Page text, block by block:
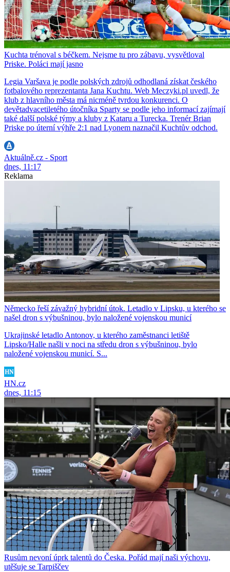
Kuchta trénoval s béčkem. Nejsme tu pro zábavu, vysvětloval
Priske. Poláci mají jasno
Legia Varšava je podle polských zdrojů odhodlaná získat českého
fotbalového reprezentanta Jana Kuchtu. Web Meczyki.pl uvedl, že
klub z hlavního města má nicméně tvrdou konkurenci. O
devětadvacetiletého útočníka Sparty se podle jeho informací zajímají
také další polské týmy a kluby z Kataru a Turecka. Trenér Brian
Priske po úterní výhře 2:1 nad Lyonem naznačil Kuchtův odchod.
Aktuálně.cz - Sport
dnes, 11:17
Reklama
Německo řeší závažný hybridní útok. Letadlo v Lipsku, u kterého se
našel dron s výbušninou, bylo naložené vojenskou municí
Ukrajinské letadlo Antonov, u kterého zaměstnanci letiště
Lipsko/Halle našli v noci na středu dron s výbušninou, bylo
naložené vojenskou municí. S...
HN.cz
dnes, 11:15
Rusům nevoní úprk talentů do Česka. Pořád mají naši výchovu,
utěšuje se Tarpiščev